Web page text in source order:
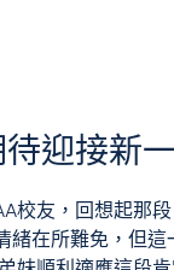
迎接新
校友，回想起那
緒在所難免，但